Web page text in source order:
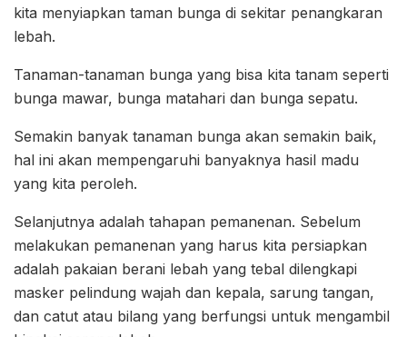
kita menyiapkan taman bunga di sekitar penangkaran
lebah.
Tanaman-tanaman bunga yang bisa kita tanam seperti
bunga mawar, bunga matahari dan bunga sepatu.
Semakin banyak tanaman bunga akan semakin baik,
hal ini akan mempengaruhi banyaknya hasil madu
yang kita peroleh.
Selanjutnya adalah tahapan pemanenan. Sebelum
melakukan pemanenan yang harus kita persiapkan
adalah pakaian berani lebah yang tebal dilengkapi
masker pelindung wajah dan kepala, sarung tangan,
dan catut atau bilang yang berfungsi untuk mengambil